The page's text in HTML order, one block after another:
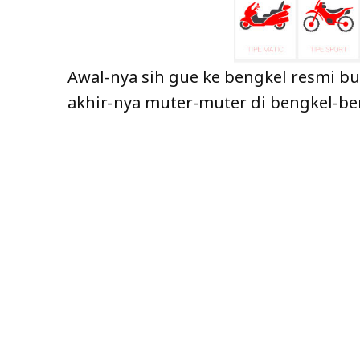
Awal-nya sih gue ke bengkel resmi
akhir-nya muter-muter di bengkel-